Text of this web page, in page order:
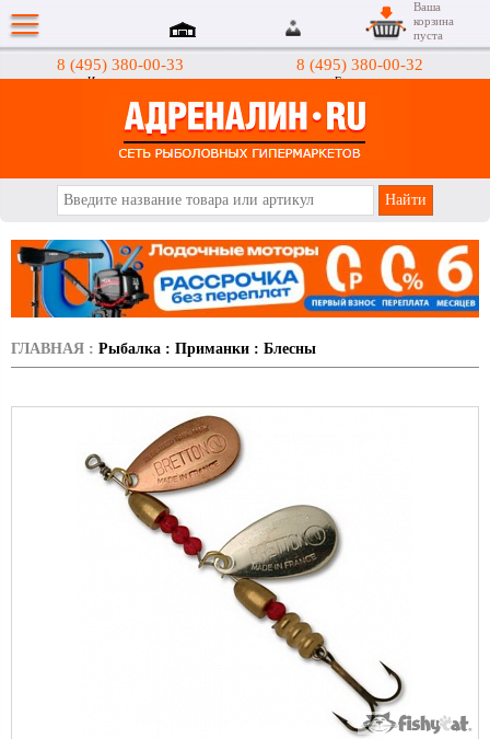
8 (495) 380-00-33
Интернет-магазин
8 (495) 380-00-32
Гипермаркеты
Ваша
корзина
пуста
ГЛАВНАЯ : Рыбалка : Приманки : Блесны